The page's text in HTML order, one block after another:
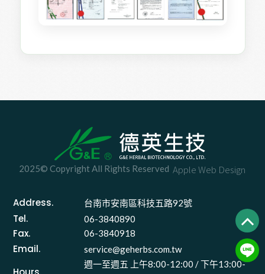
2025© Copyright All Rights Reserved Apple Web Design
Address. 台南市安南區科技五路92號
Tel. 06-3840890
Fax. 06-3840918
Email. service@geherbs.com.tw
週一至週五 上午8:00-12:00 / 下午13:00-